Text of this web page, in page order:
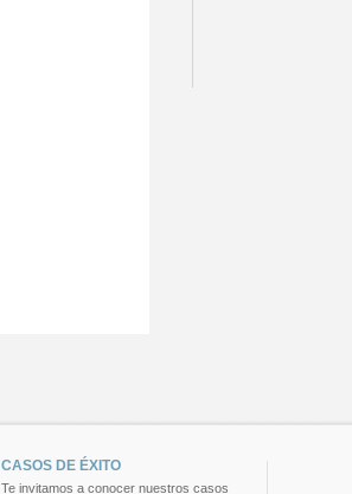
CASOS DE ÉXITO
Te invitamos a conocer nuestros casos